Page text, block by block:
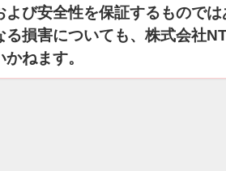
よび安全性を保証するもので
損害についても、株式会社
ねます。